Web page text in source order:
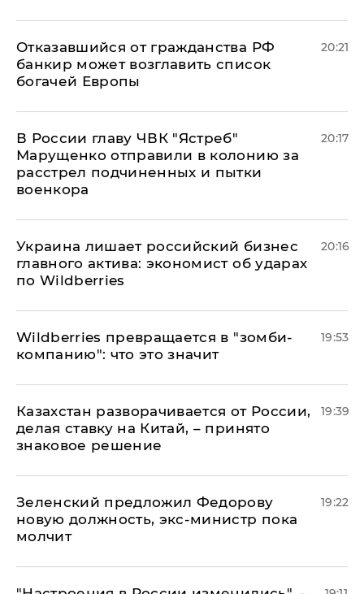
Отказавшийся от гражданства РФ
банкир может возглавить список
богачей Европы
20:21
В России главу ЧВК "Ястреб"
Марущенко отправили в колонию за
расстрел подчиненных и пытки
военкора
20:17
​Украина лишает российский бизнес
главного актива: экономист об ударах
по Wildberries
20:16
Wildberries превращается в "зомби-
компанию": что это значит
19:53
Казахстан разворачивается от России,
делая ставку на Китай, – принято
знаковое решение
19:39
Зеленский предложил Федорову
новую должность, экс-министр пока
молчит
19:22